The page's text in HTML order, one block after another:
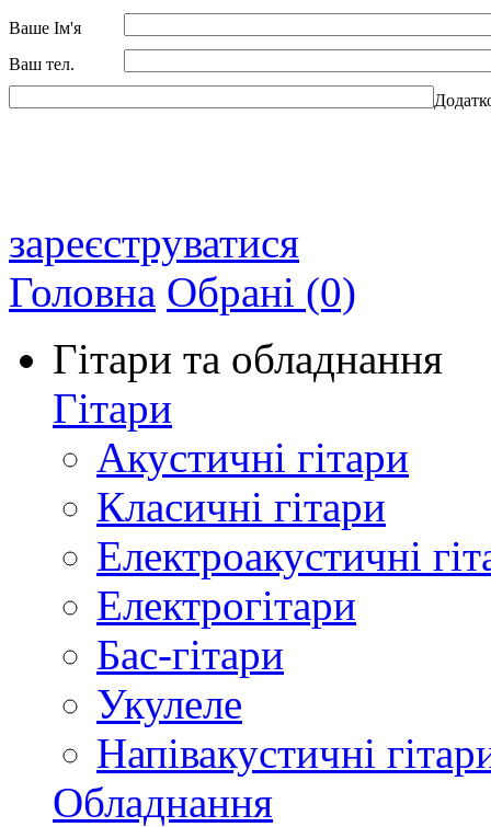
Ваше Ім'я
Ваш тел.
зареєструватися
Головна Обрані (0)
Гітари та обладнання
Гітари
Акустичні гітари
Класичні гітари
Електроакустичні
Електрогітари
Бас-гітари
Укулеле
Напівакустичні
Обладнання